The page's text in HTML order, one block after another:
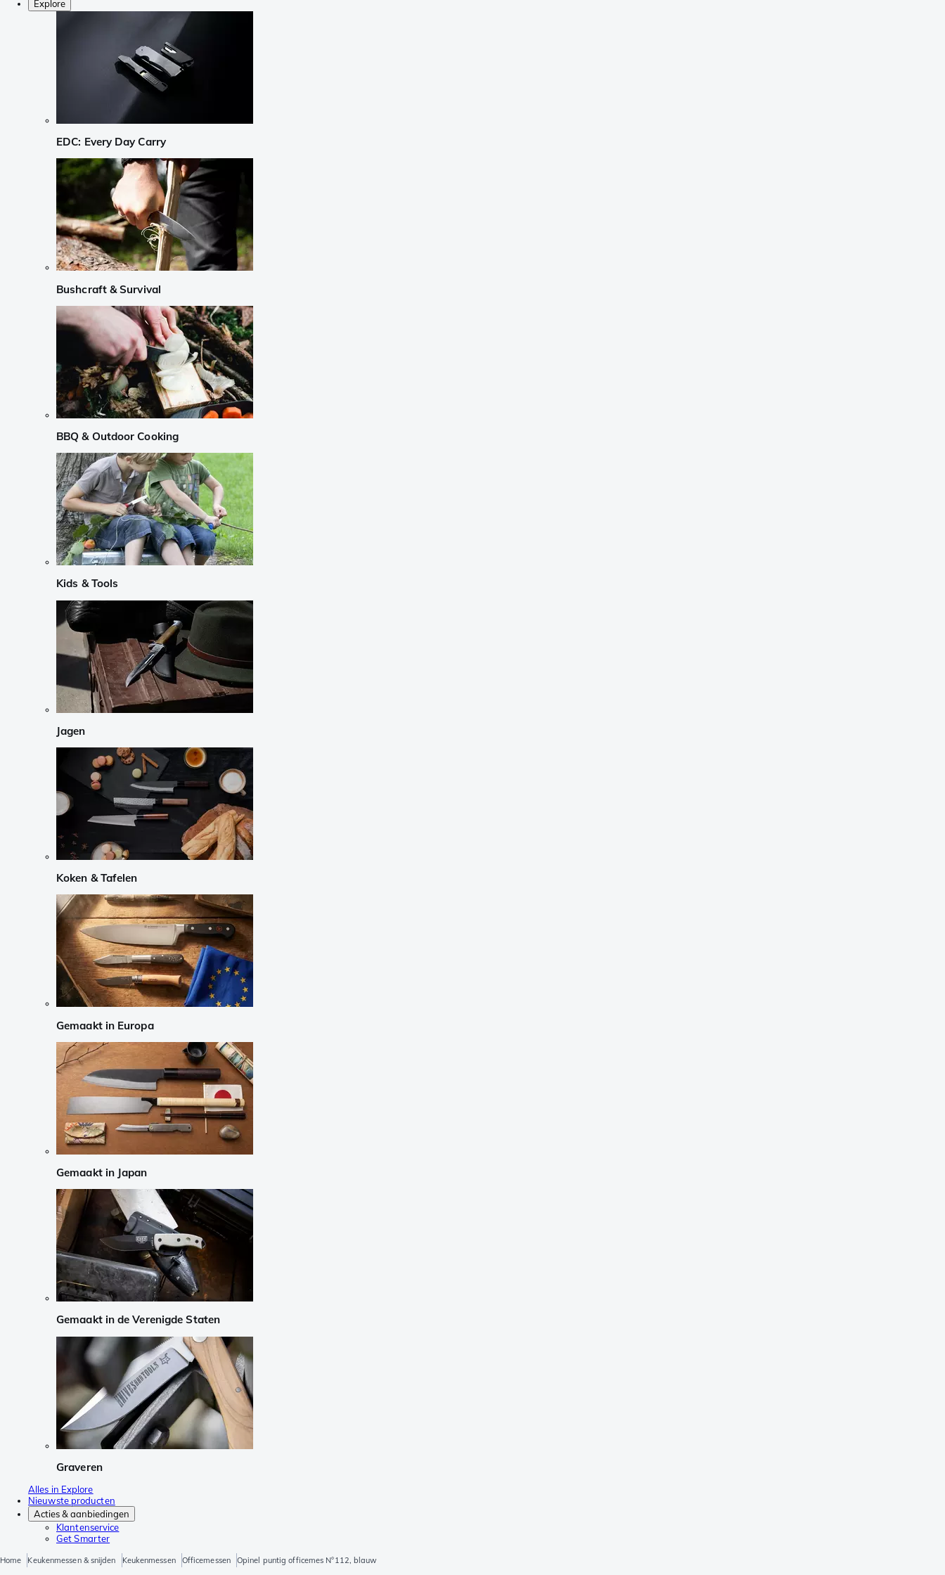
Explore
EDC: Every Day Carry
Bushcraft & Survival
BBQ & Outdoor Cooking
Kids & Tools
Jagen
Koken & Tafelen
Gemaakt in Europa
Gemaakt in Japan
Gemaakt in de Verenigde Staten
Graveren
Alles in Explore
Nieuwste producten
Acties & aanbiedingen
Klantenservice
Get Smarter
Home Keukenmessen & snijden Keukenmessen Officemessen Opinel puntig officemes N°112, blauw